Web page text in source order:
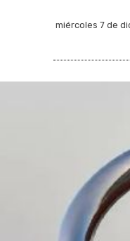
miércoles 7 de